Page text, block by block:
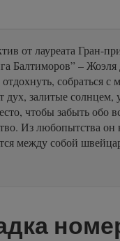
от лауреата Гран-
Балтиморов” –
собраться с
дух, залитые
чтобы забыть обо
Из любопытства он
между собой